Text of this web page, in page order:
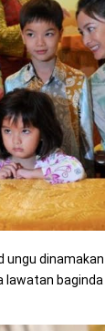
ungu dinamakan
lawatan